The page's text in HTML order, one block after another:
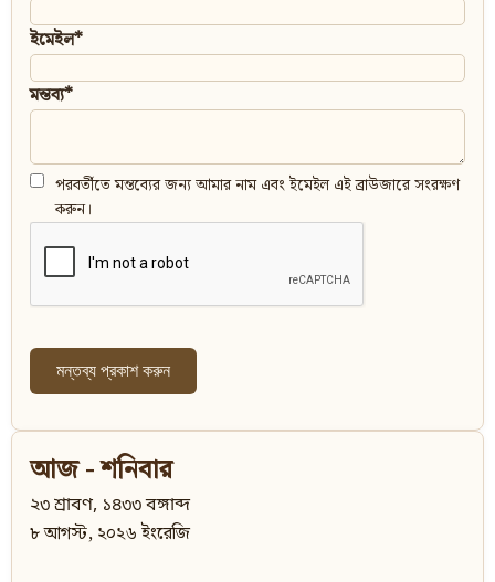
ইমেইল*
মন্তব্য*
পরবর্তীতে মন্তব্যের জন্য আমার নাম এবং ইমেইল এই ব্রাউজারে সংরক্ষণ
করুন।
আজ - শনিবার
২৩ শ্রাবণ, ১৪৩৩ বঙ্গাব্দ
৮ আগস্ট, ২০২৬ ইংরেজি